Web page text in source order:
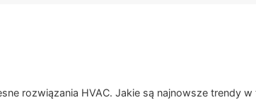
rozwiązania HVAC. Jakie są najnowsze trendy w